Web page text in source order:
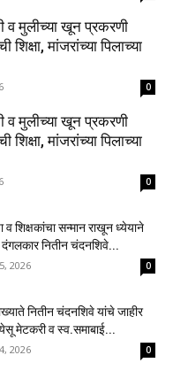
व मुलीच्या खून प्रकरणी
मांजरांच्या पिलाच्या
0
व मुलीच्या खून प्रकरणी
मांजरांच्या पिलाच्या
0
व शिक्षकांचा सन्मान राखून ध्येयाने
नितीन चंदनशिवे...
2026 0
नितीन चंदनशिवे यांचे जाहीर
मेटकरी व स्व.समाबाई...
2026 0